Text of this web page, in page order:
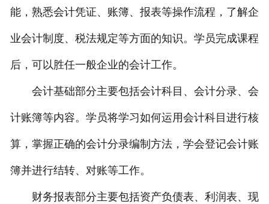
在线报名
能，熟悉会计凭证、账簿、报表等操作流程，了解企
业会计制度、税法规定等方面的知识。学员完成课程
后，可以胜任一般企业的会计工作。
会计基础部分主要包括会计科目、会计分录、会
计账簿等内容。学员将学习如何运用会计科目进行核
算，掌握正确的会计分录编制方法，学会登记会计账
簿并进行结转、对账等工作。
财务报表部分主要包括资产负债表、利润表、现